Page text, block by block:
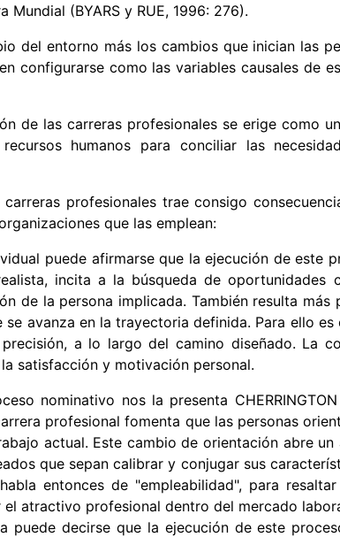
(BYARS y RUE, 1996: 276).
del entorno más los cambios que inician las
configurarse como las variables causales de
de las carreras profesionales se erige como
humanos para conciliar las
profesionales trae consigo
que las emplean:
puede afirmarse que la ejecución de este
incita a la búsqueda de oportunidades
de la persona implicada. También resulta
se avanza en la trayectoria definida. Para ello
a lo largo del camino diseñado. La
satisfacción y motivación personal.
nominativo nos la presenta
profesional fomenta que las personas
actual. Este cambio de orientación abre un
que sepan calibrar y conjugar sus
entonces de "empleabilidad", para
el atractivo profesional dentro del mercado
puede decirse que la ejecución de este